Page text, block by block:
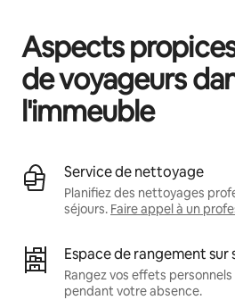
Aspects
de voyageurs
l'immeuble
Service de nettoyage
Planifiez des nettoyages
séjours. Faire appel à un
Espace de rangement sur
Rangez vos effets
pendant votre absence.